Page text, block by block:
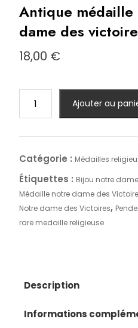
Antique
dame des
18,00 €
médaille
religieuse
notre
dame
des
victoires
Ajouter au
Catégorie : Médailles
Étiquettes : Bijou notre
Médaille notre dame des
Notre dame des Victoires,
rare medaille religieuse
Description
Informations